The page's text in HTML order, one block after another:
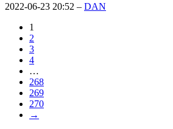
2022-06-23 20:52 – DAN
1
2
3
4
…
268
269
270
→